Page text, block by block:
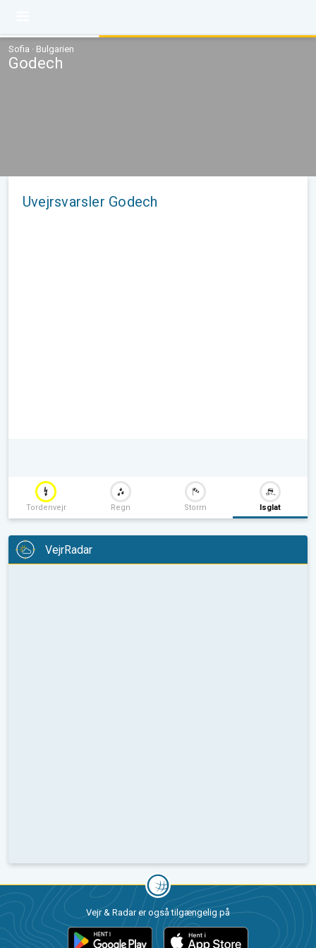
Sofia · Bulgarien
Godech
Uvejrsvarsler Godech
Tordenvejr Regn Storm Isglat
VejrRadar
Vejr & Radar er også tilgængelig på